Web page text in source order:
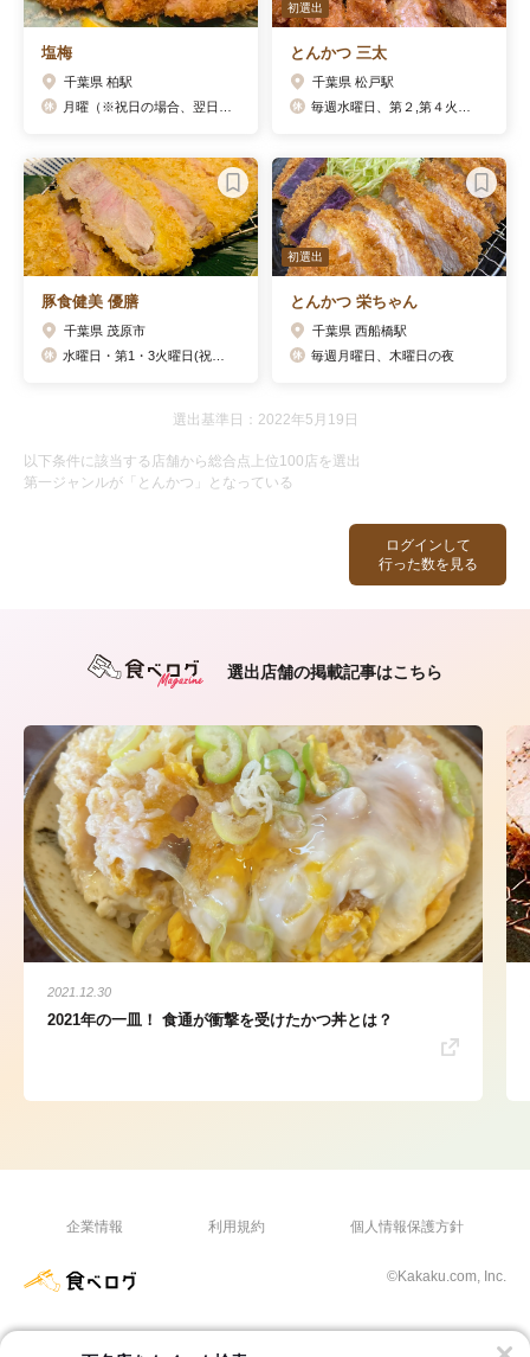
ログインして
行った数を見る
塩梅
千葉県 柏駅
初選出
とんかつ 三太
千葉県 松戸駅
豚食健美 優膳
千葉県 茂原市
初選出
とんかつ 栄ちゃん
千葉県 西船橋駅
毎週月曜日、木曜日の夜
選出基準日：2022年5月19日
以下条件に該当する店舗から総合点上位100店を選出
第一ジャンルが「とんかつ」となっている
選出店舗の掲載記事はこちら
2021.12.30
2021年の一皿！ 食通が衝撃を受けたかつ丼とは？
企業情報 利用規約 個人情報保護方針
©Kakaku.com, Inc.